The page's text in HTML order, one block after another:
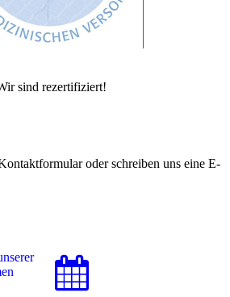
sind rezertifiziert!
oder schreiben uns eine E-